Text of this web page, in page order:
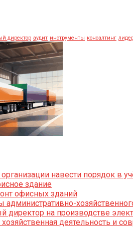
директор аудит инструменты консалтинг
навести порядок в
здание
офисных зданий
административно-
директор на производстве
деятельность и